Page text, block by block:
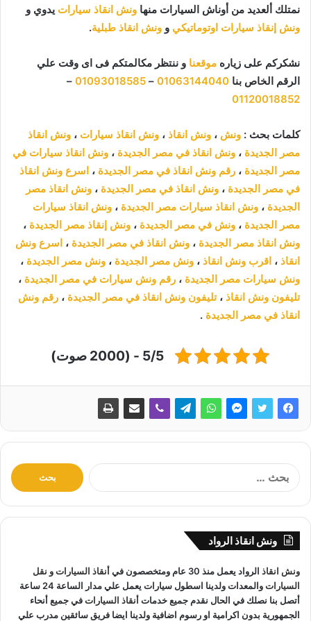
نمتلك ألعديد من أوناش السيارات منها ونش انقاذ سيارات يدوي و
ونش إنقاذ سيارات اوتوماتيكي و ونش انقاذ طبلية.
نشكركم على زياره موقعنا و ننتظر مكالمتكم فى اى وقت علي
الرقم الخاص بنا 01063144040
–
01093018585
–
01120018852
كلمات بحث : ونش ، ونش انقاذ ، ونش انقاذ سيارات ، ونش انقاذ
مصر الجديدة ، ونش انقاذ في مصر الجديدة ، ونش انقاذ سيارات في
مصر الجديدة ، رقم ونش انقاذ في مصر الجديدة ، اسرع ونش انقاذ
في مصر الجديدة ، ونش انقاذ في مصر الجديدة ، ونش انقاذ مصر
الجديدة ، ونش انقاذ سيارات مصر الجديدة ، ونش انقاذ سيارات
مصر الجديدة ، ونش في مصر الجديدة ، ونش إنقاذ مصر الجديدة ،
ونش انقاذ مصر الجديدة ، ونش انقاذ في مصر الجديدة ، اسرع ونش
انقاذ ، اقرب ونش انقاذ ، ونش مصر الجديدة ، ونش مصر الجديدة ،
ونش سيارات مصر الجديدة ، رقم ونش سيارات في مصر الجديدة ،
تليفون ونش انقاذ ،تليفون ونش انقاذ في مصر الجديدة ، رقم ونش
انقاذ في مصر الجديدة .
5/5 - (2000 صوت)
:
ونش انقاذ الرواد
ونش انقاذ الرواد يعمل منذ 30 عام ومتخصصون في أنقاذ السياراتو نقل
السيارات
والمعدات ولدينا اسطول سيارات يعمل علي مدار الساعة 24 ساعة
أتصل بنا نصلك في الحال نقدم جميع خدماتأنقاذ السياراتفي جميع أنحاء
الجمهورية بدون اكرامية او رسوم اضافية ولدينا ايضا فريق سائقين مدرب علي